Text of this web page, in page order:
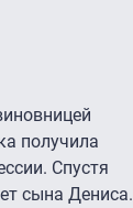
получила
Спустя
сына Дениса.